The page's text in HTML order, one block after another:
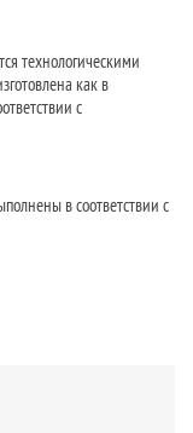
технологическими
как в
с
в соответствии с